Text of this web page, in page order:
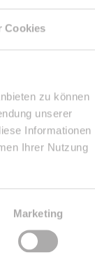
Cookies
zu können
unserer
Informationen
Ihrer Nutzung
Marketing